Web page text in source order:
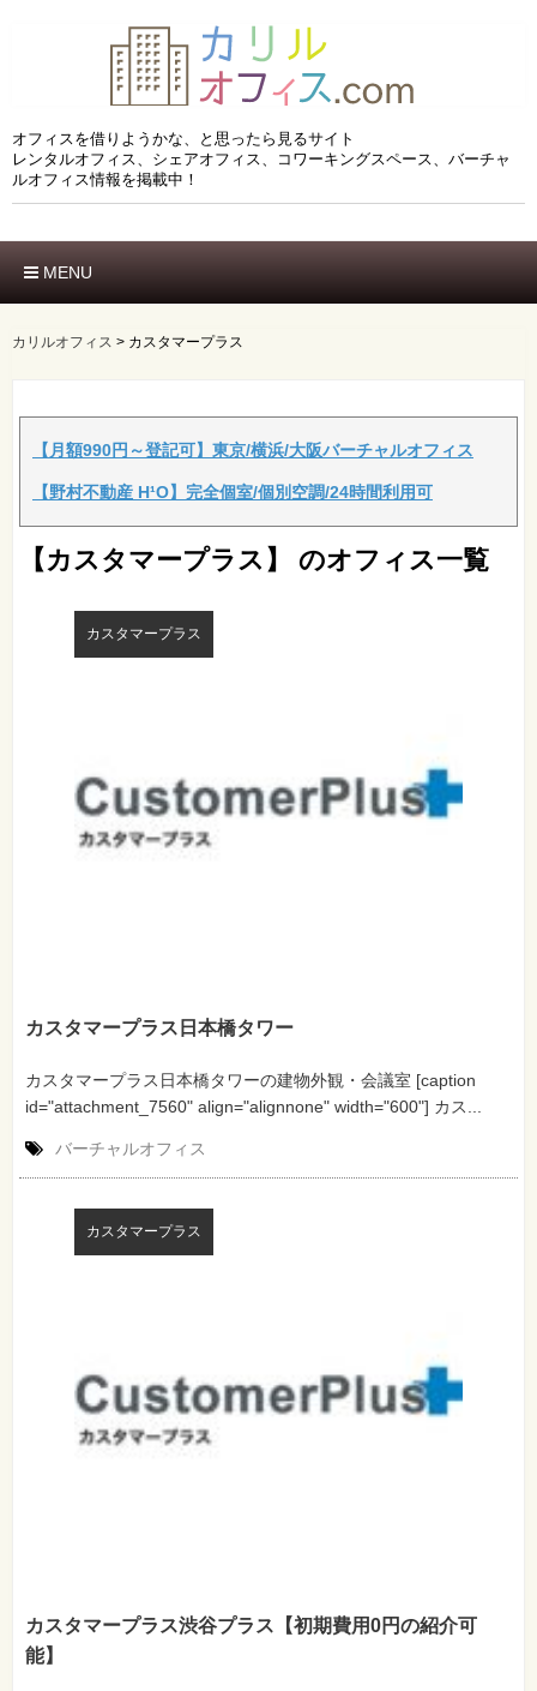
オフィスを借りようかな、と思ったら見るサイト
レンタルオフィス、シェアオフィス、コワーキングスペース、バーチャ
ルオフィス情報を掲載中！
MENU
特徴でさがす
カリルオフィス > カスタマープラス
【月額990円～登記可】東京/横浜/大阪バーチャルオフィス
【野村不動産 H¹O】完全個室/個別空調/24時間利用可
【カスタマープラス】 のオフィス一覧
カスタマープラス
カスタマープラス日本橋タワー
カスタマープラス日本橋タワーの建物外観・会議室 [caption
id="attachment_7560" align="alignnone" width="600"] カス...
バーチャルオフィス
カスタマープラス
カスタマープラス渋谷プラス【初期費用0円の紹介可
能】